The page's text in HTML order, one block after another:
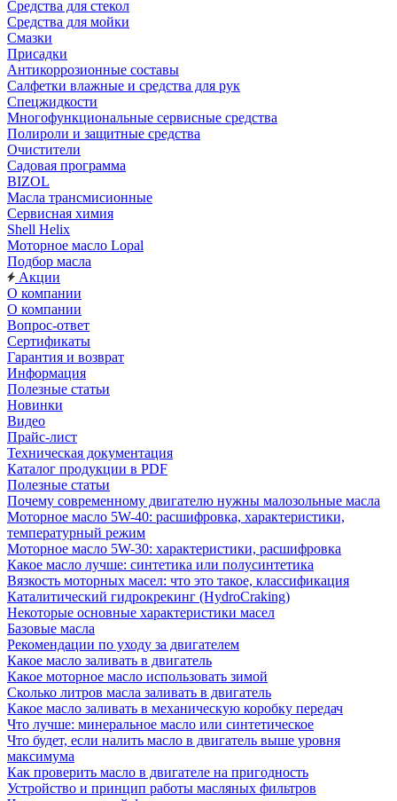
Средства для стекол
Средства для мойки
Смазки
Присадки
Антикоррозионные составы
Салфетки влажные и средства для рук
Спецжидкости
Многофункциональные сервисные средства
Полироли и защитные средства
Очистители
Садовая программа
BIZOL
Масла трансмисионные
Сервисная химия
Shell Helix
Моторное масло Lopal
Подбор масла
Акции
О компании
О компании
Вопрос-ответ
Сертификаты
Гарантия и возврат
Информация
Полезные статьи
Новинки
Видео
Прайс-лист
Техническая документация
Каталог продукции в PDF
Полезные статьи
Почему современному двигателю нужны малозольные масла
Моторное масло 5W-40: расшифровка, характеристики,
температурный режим
Моторное масло 5W-30: характеристики, расшифровка
Какое масло лучше: синтетика или полусинтетика
Вязкость моторных масел: что это такое, классификация
Каталитический гидрокрекинг (НydroСraking)
Некоторые основные характеристики масел
Базовые масла
Рекомендации по уходу за двигателем
Какое масло заливать в двигатель
Какое моторное масло использовать зимой
Сколько литров масла заливать в двигатель
Какое масло заливать в механическую коробку передач
Что лучше: минеральное масло или синтетическое
Что будет, если налить масло в двигатель выше уровня
максимума
Как проверить масло в двигателе на пригодность
Устройство и принцип работы масляных фильтров